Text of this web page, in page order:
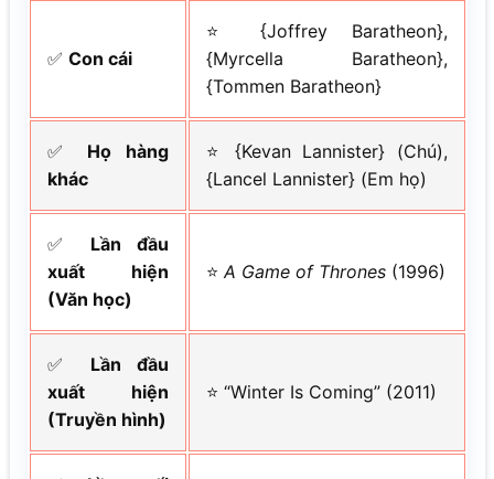
✅ Con cái
⭐ {Joffrey Baratheon},
{Myrcella Baratheon},
{Tommen Baratheon}
✅ Họ hàng
khác
⭐ {Kevan Lannister} (Chú),
{Lancel Lannister} (Em họ)
✅ Lần đầu
xuất hiện
(Văn học)
⭐A Game of Thrones(1996)
✅ Lần đầu
xuất hiện
(Truyền hình)
⭐ “Winter Is Coming” (2011)